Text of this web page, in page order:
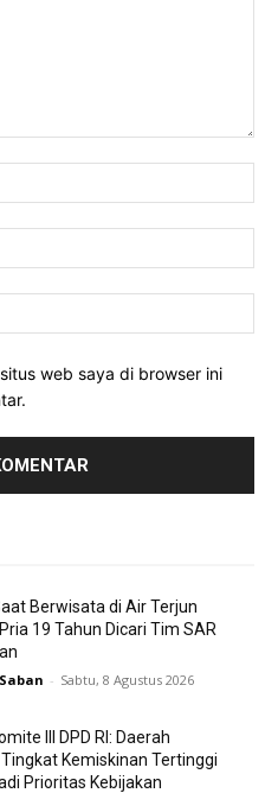
web saya di browser ini
Berwisata di Air Terjun
19 Tahun Dicari Tim SAR
- Sabtu, 8 Agustus 2026
III DPD RI: Daerah
Kemiskinan Tertinggi
Prioritas Kebijakan